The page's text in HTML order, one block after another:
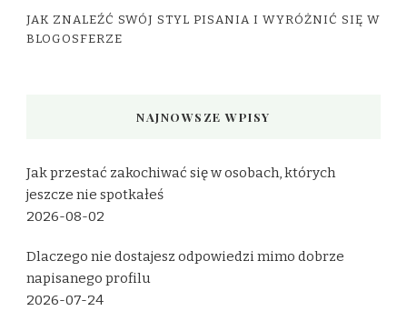
JAK ZNALEŹĆ SWÓJ STYL PISANIA I WYRÓŻNIĆ SIĘ W
BLOGOSFERZE
NAJNOWSZE WPISY
Jak przestać zakochiwać się w osobach, których
jeszcze nie spotkałeś
2026-08-02
Dlaczego nie dostajesz odpowiedzi mimo dobrze
napisanego profilu
2026-07-24